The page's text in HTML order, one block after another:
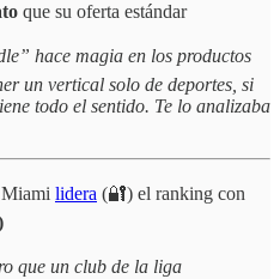
que su oferta estándar
hace magia en los productos
un vertical solo de deportes, si
todo el sentido. Te lo analizaba
lidera (🔐) el ranking con
que un club de la liga